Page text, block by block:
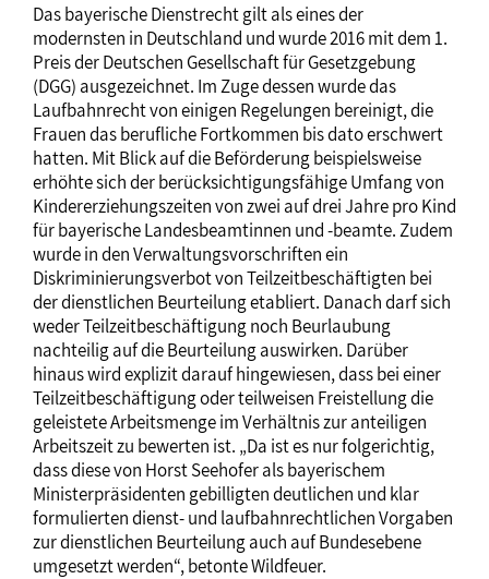
Das bayerische Dienstrecht gilt als eines der
modernsten in Deutschland und wurde 2016 mit dem 1.
Preis der Deutschen Gesellschaft für Gesetzgebung
(DGG) ausgezeichnet. Im Zuge dessen wurde das
Laufbahnrecht von einigen Regelungen bereinigt, die
Frauen das berufliche Fortkommen bis dato erschwert
hatten. Mit Blick auf die Beförderung beispielsweise
erhöhte sich der berücksichtigungsfähige Umfang von
Kindererziehungszeiten von zwei auf drei Jahre pro Kind
für bayerische Landesbeamtinnen und -beamte. Zudem
wurde in den Verwaltungsvorschriften ein
Diskriminierungsverbot von Teilzeitbeschäftigten bei
der dienstlichen Beurteilung etabliert. Danach darf sich
weder Teilzeitbeschäftigung noch Beurlaubung
nachteilig auf die Beurteilung auswirken. Darüber
hinaus wird explizit darauf hingewiesen, dass bei einer
Teilzeitbeschäftigung oder teilweisen Freistellung die
geleistete Arbeitsmenge im Verhältnis zur anteiligen
Arbeitszeit zu bewerten ist. „Da ist es nur folgerichtig,
dass diese von Horst Seehofer als bayerischem
Ministerpräsidenten gebilligten deutlichen und klar
formulierten dienst- und laufbahnrechtlichen Vorgaben
zur dienstlichen Beurteilung auch auf Bundesebene
umgesetzt werden“, betonte Wildfeuer.